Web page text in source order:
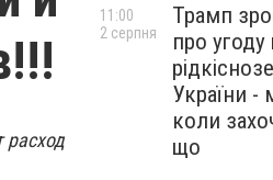
расход
Трамп
про
України
коли
що
11:00
2 серпня